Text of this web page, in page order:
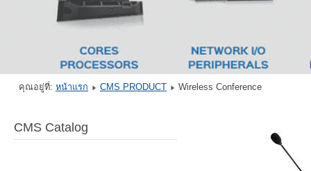
คุณอยู่ที่: หน้าแรก CMS PRODUCT Wireless Conference
CMS Catalog